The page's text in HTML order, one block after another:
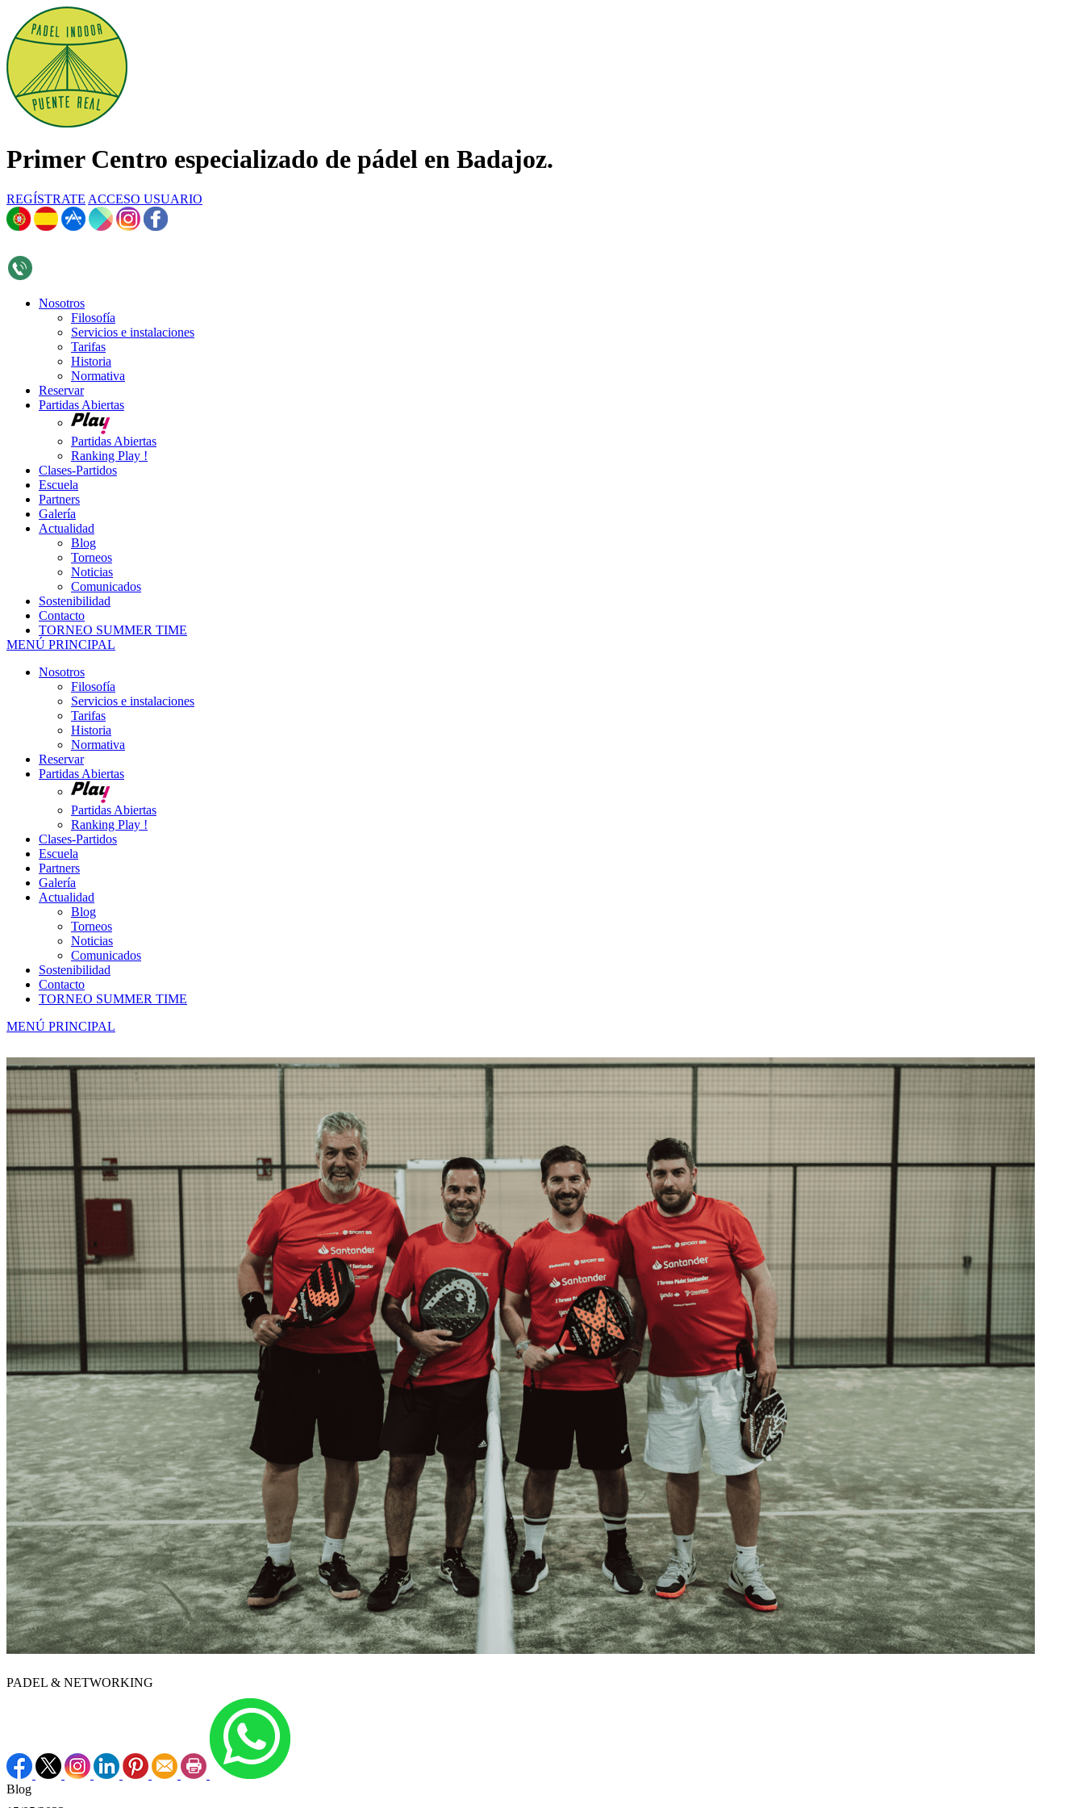
Primer Centro especializado de pádel en Badajoz.
REGÍSTRATE ACCESO USUARIO
Nosotros
Filosofía
Servicios e instalaciones
Tarifas
Historia
Normativa
Reservar
Partidas Abiertas
Partidas Abiertas
Ranking Play !
Clases-Partidos
Escuela
Partners
Galería
Actualidad
Blog
Torneos
Noticias
Comunicados
Sostenibilidad
Contacto
TORNEO SUMMER TIME
MENÚ PRINCIPAL
Nosotros
Filosofía
Servicios e instalaciones
Tarifas
Historia
Normativa
Reservar
Partidas Abiertas
Partidas Abiertas
Ranking Play !
Clases-Partidos
Escuela
Partners
Galería
Actualidad
Blog
Torneos
Noticias
Comunicados
Sostenibilidad
Contacto
TORNEO SUMMER TIME
MENÚ PRINCIPAL
PADEL & NETWORKING
Blog